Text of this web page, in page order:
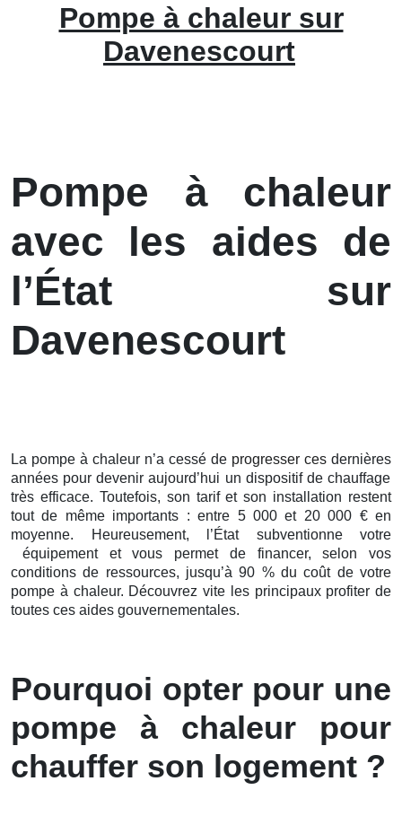
Pompe à chaleur sur
Davenescourt
Pompe à chaleur
avec les aides de
l’État sur
Davenescourt
La pompe à chaleur n’a cessé de progresser ces dernières
années pour devenir aujourd’hui un dispositif de chauffage
très efficace. Toutefois, son tarif et son installation restent
tout de même importants : entre 5 000 et 20 000 € en
moyenne. Heureusement, l’État subventionne votre
équipement et vous permet de financer, selon vos
conditions de ressources, jusqu’à 90 % du coût de votre
pompe à chaleur. Découvrez vite les principaux profiter de
toutes ces aides gouvernementales.
Pourquoi opter pour une
pompe à chaleur pour
chauffer son logement ?